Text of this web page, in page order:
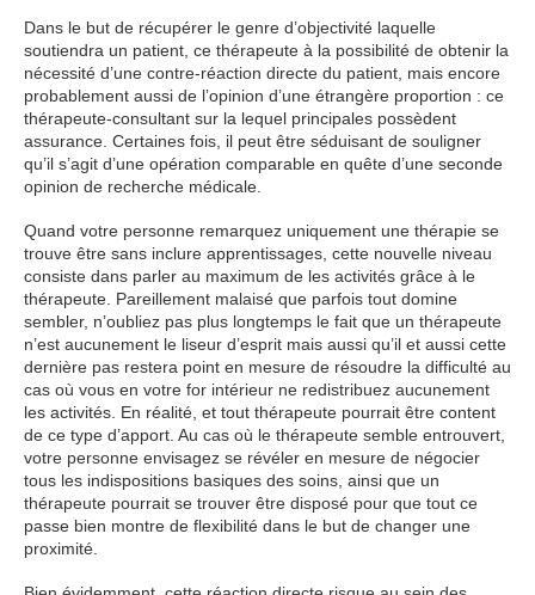
Dans le but de récupérer le genre d’objectivité laquelle
soutiendra un patient, ce thérapeute à la possibilité de obtenir la
nécessité d’une contre-réaction directe du patient, mais encore
probablement aussi de l’opinion d’une étrangère proportion : ce
thérapeute-consultant sur la lequel principales possèdent
assurance. Certaines fois, il peut être séduisant de souligner
qu’il s’agit d’une opération comparable en quête d’une seconde
opinion de recherche médicale.
Quand votre personne remarquez uniquement une thérapie se
trouve être sans inclure apprentissages, cette nouvelle niveau
consiste dans parler au maximum de les activités grâce à le
thérapeute. Pareillement malaisé que parfois tout domine
sembler, n’oubliez pas plus longtemps le fait que un thérapeute
n’est aucunement le liseur d’esprit mais aussi qu’il et aussi cette
dernière pas restera point en mesure de résoudre la difficulté au
cas où vous en votre for intérieur ne redistribuez aucunement
les activités. En réalité, et tout thérapeute pourrait être content
de ce type d’apport. Au cas où le thérapeute semble entrouvert,
votre personne envisagez se révéler en mesure de négocier
tous les indispositions basiques des soins, ainsi que un
thérapeute pourrait se trouver être disposé pour que tout ce
passe bien montre de flexibilité dans le but de changer une
proximité.